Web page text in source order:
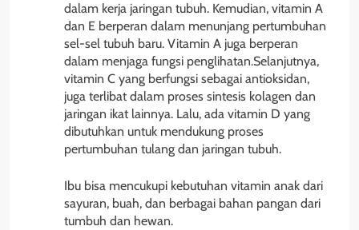
dalam kerja jaringan tubuh. Kemudian, vitamin A
dan E berperan dalam menunjang pertumbuhan
sel-sel tubuh baru. Vitamin A juga berperan
dalam menjaga fungsi penglihatan.Selanjutnya,
vitamin C yang berfungsi sebagai antioksidan,
juga terlibat dalam proses sintesis kolagen dan
jaringan ikat lainnya. Lalu, ada vitamin D yang
dibutuhkan untuk mendukung proses
pertumbuhan tulang dan jaringan tubuh.
Ibu bisa mencukupi kebutuhan vitamin anak dari
sayuran, buah, dan berbagai bahan pangan dari
tumbuh dan hewan.